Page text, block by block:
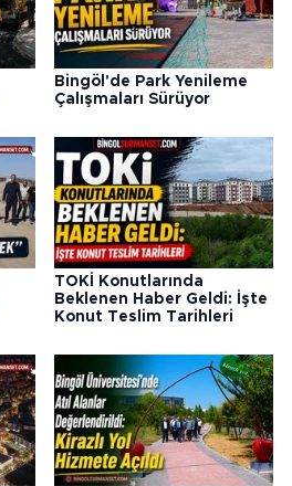
Bingöl'de Park Yenileme
Çalışmaları Sürüyor
TOKİ Konutlarında
Beklenen Haber Geldi: İşte
Konut Teslim Tarihleri